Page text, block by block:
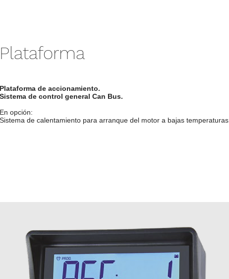
Plataforma
Plataforma de accionamiento.
Sistema de control general Can Bus.
En opción:
Sistema de calentamiento para arranque del motor a bajas temperaturas.